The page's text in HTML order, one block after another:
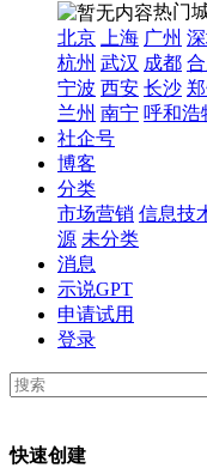
热门
北京
上海 广州 深
杭州 武汉 成都
宁波 西安 长沙
兰州 南宁 呼和浩
社企号
博客
分类
市场营销 信息技
源 未分类
消息
示说GPT
申请试用
登录
快速创建